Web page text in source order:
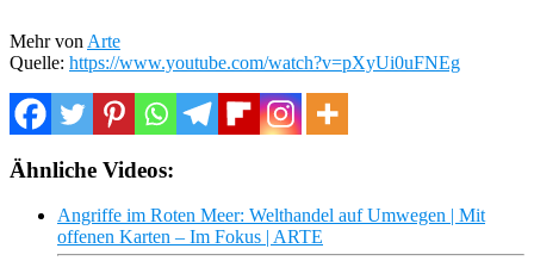
Mehr von Arte
Quelle: https://www.youtube.com/watch?v=pXyUi0uFNEg
Ähnliche Videos:
Angriffe im Roten Meer: Welthandel auf Umwegen | Mit
offenen Karten – Im Fokus | ARTE